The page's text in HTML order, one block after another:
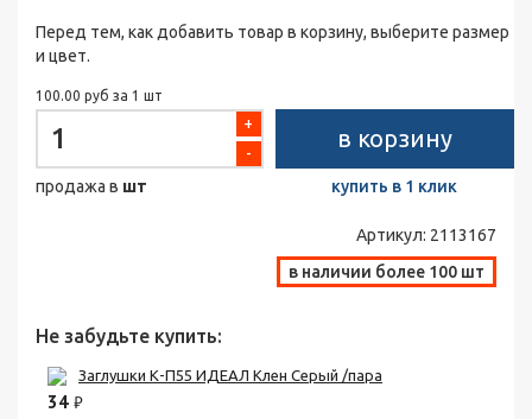
Перед тем, как добавить товар в корзину, выберите размер
и цвет.
100.00 руб за 1 шт
-
+
продажа в шт
в корзину
купить в 1 клик
Артикул: 2113167
в наличии более 100 шт
Не забудьте купить:
Заглушки К-П55 ИДЕАЛ Клен Серый /пара
34 ₽